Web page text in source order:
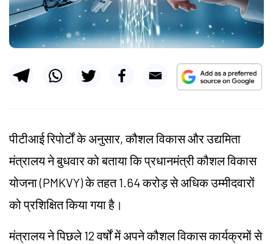
पीटीआई रिपोर्टों के अनुसार, कौशल विकास और उद्यमिता
मंत्रालय ने बुधवार को बताया कि प्रधानमंत्री कौशल विकास
योजना (PMKVY) के तहत 1.64 करोड़ से अधिक उम्मीदवारों
को प्रशिक्षित किया गया है।
मंत्रालय ने पिछले 12 वर्षों में अपने कौशल विकास कार्यक्रमों से